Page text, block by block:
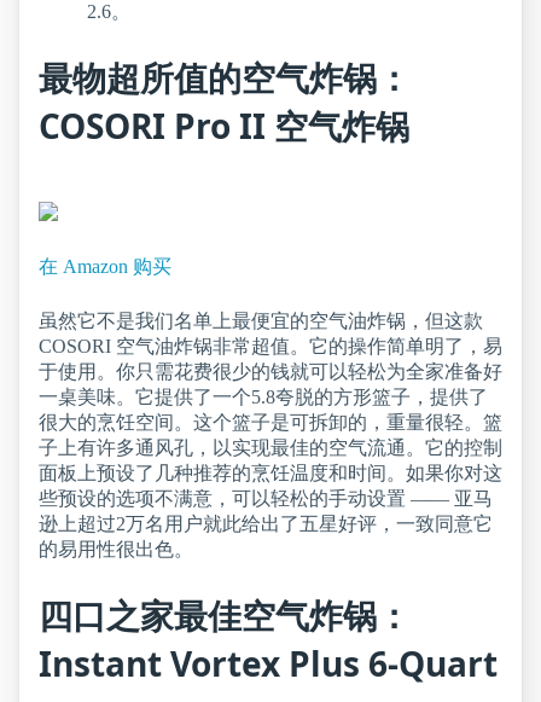
2.6。
最物超所值的空气炸锅：
COSORI Pro II 空气炸锅
在 Amazon 购买
虽然它不是我们名单上最便宜的空气油炸锅，但这款
COSORI 空气油炸锅非常超值。它的操作简单明了，易
于使用。你只需花费很少的钱就可以轻松为全家准备好
一桌美味。它提供了一个5.8夸脱的方形篮子，提供了
很大的烹饪空间。这个篮子是可拆卸的，重量很轻。篮
子上有许多通风孔，以实现最佳的空气流通。它的控制
面板上预设了几种推荐的烹饪温度和时间。如果你对这
些预设的选项不满意，可以轻松的手动设置 —— 亚马
逊上超过2万名用户就此给出了五星好评，一致同意它
的易用性很出色。
四口之家最佳空气炸锅：
Instant Vortex Plus 6-Quart